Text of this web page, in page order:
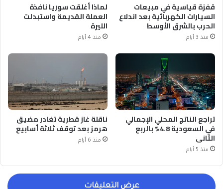
قفزة قياسية في مبيعات
السيارات الكهربائية بعد اندلاع
الحرب بالشرق الأوسط
منذ 3 أيام
لماذا أغلقت سوريا نافذة
العملة القديمة واستبدلت
الليرة
منذ 4 أيام
تراجع الناتج المحلي الإجمالي
في السعودية 4.8% بالربع
الثاني
منذ 5 أيام
ناقلة غاز قطرية تغادر مضيق
هرمز بعد توقف ثلاثة أسابيع
منذ 6 أيام
عرض التعليقات